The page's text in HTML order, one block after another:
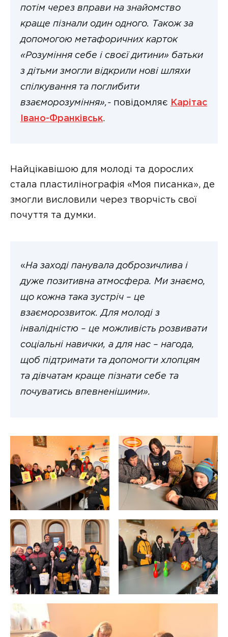
потім через вправи на знайомство
краще пізнали один одного. Також за
допомогою метафоричних карток
«Розуміння себе і своєї дитини» батьки
з дітьми змогли відкрили нові шляхи
спілкування та поглибити
взаєморозуміння»,- повідомляє
Карітас
Івано-Франківськ.
Найцікавішою для молоді та дорослих
стала пластилінографія «Моя писанка», де
змогли висловили через творчість свої
почуття та думки.
«На заході панувала доброзичлива і
дуже позитивна атмосфера. Ми знаємо,
що кожна така зустріч – це
взаєморозвиток. Для молоді з
інвалідністю – це можливість розвивати
соціальні навички, а для нас – нагода,
щоб підтримати та допомогти хлопцям
та дівчатам краще пізнати себе та
почуватись впевненішими».